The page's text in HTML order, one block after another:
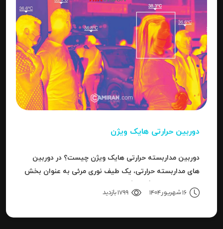
دوربین حرارتی هایک ویژن
دوربین مداربسته حرارتی هایک ویژن چیست؟ در دوربین
های مداربسته حرارتی، یک طیف نوری مرئی به عنوان بخش
سری دوربین هاست.
16 شهریور 1404 1799 بازدید